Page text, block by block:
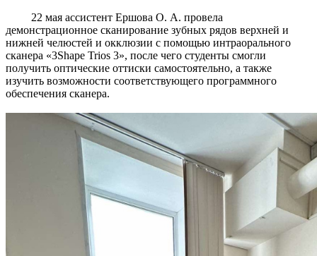
22 мая ассистент Ершова О. А. провела
демонстрационное сканирование зубных рядов верхней и
нижней челюстей и окклюзии с помощью интраорального
сканера «3Shape Trios 3», после чего студенты смогли
получить оптические оттиски самостоятельно, а также
изучить возможности соответствующего программного
обеспечения сканера.